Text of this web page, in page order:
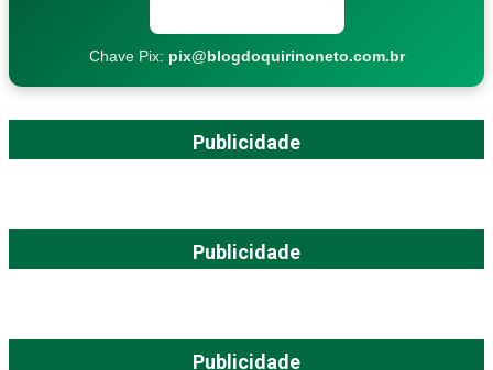
Chave Pix: pix@blogdoquirinoneto.com.br
Publicidade
Publicidade
Publicidade